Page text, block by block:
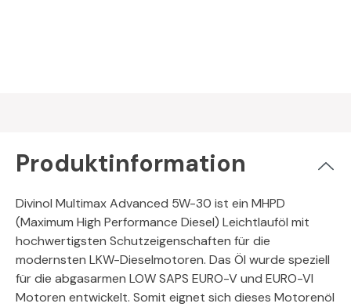
Produktinformation
Divinol Multimax Advanced 5W-30 ist ein MHPD
(Maximum High Performance Diesel) Leichtlauföl mit
hochwertigsten Schutzeigenschaften für die
modernsten LKW-Dieselmotoren. Das Öl wurde speziell
für die abgasarmen LOW SAPS EURO-V und EURO-VI
Motoren entwickelt. Somit eignet sich dieses Motorenöl